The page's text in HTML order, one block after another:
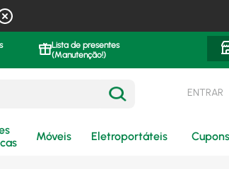
Lista de presentes
(Manutenção!)
ENTRAR
Móveis Eletroportáteis Cupons